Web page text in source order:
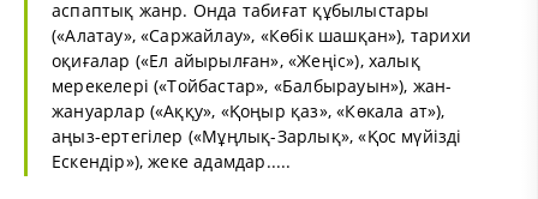
аспаптық жанр. Онда табиғат құбылыстары
(«Алатау», «Саржайлау», «Көбік шашқан»), тарихи
оқиғалар («Ел айырылған», «Жеңіс»), халық
мерекелері («Тойбастар», «Балбырауын»), жан-
жануарлар («Аққу», «Қоңыр қаз», «Көкала ат»),
аңыз-ертегілер («Мұңлық-Зарлық», «Қос мүйізді
Ескендір»), жеке адамдар.....